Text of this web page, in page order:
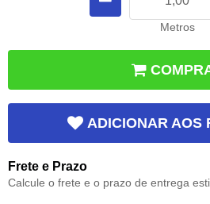
Metros
ADICIONAR AOS
Frete e Prazo
Calcule o frete e o prazo de entrega